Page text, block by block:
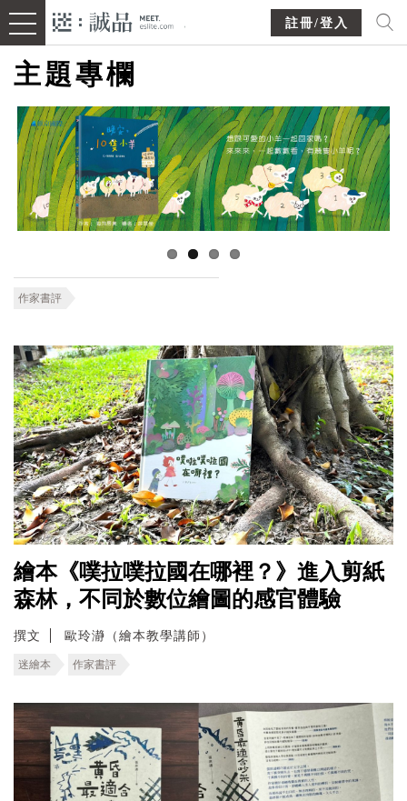
註冊/登入
主題專欄
作家書評
繪本《噗拉噗拉國在哪裡？》進入剪紙
森林，不同於數位繪圖的感官體驗
撰文 歐玲瀞（繪本教學講師）
迷繪本 作家書評